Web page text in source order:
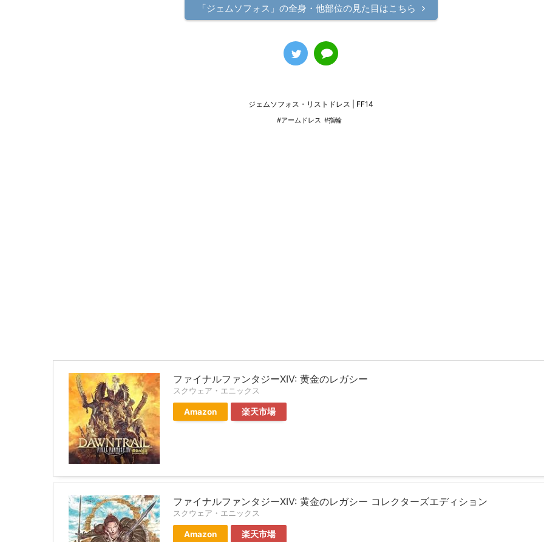
「ジェムソフォス」の全身・他部位の見た目はこちら
ジェムソフォス・リストドレス | FF14
#アームドレス #指輪
ファイナルファンタジーXIV: 黄金のレガシー
スクウェア・エニックス
Amazon 楽天市場
ファイナルファンタジーXIV: 黄金のレガシー コレクターズエディション
スクウェア・エニックス
Amazon 楽天市場